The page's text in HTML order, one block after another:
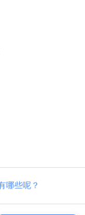
哪些呢？